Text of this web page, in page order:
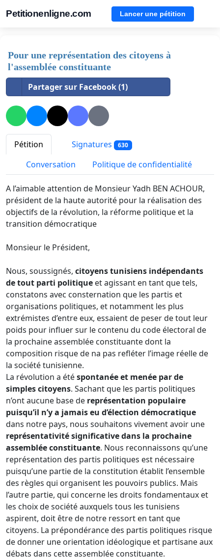
Petitionenligne.com Lancer une pétition
Pour une représentation des citoyens à
l'assemblée constituante
Partager sur Facebook (1)
Pétition Signatures 630
Conversation Politique de confidentialité
A l’aimable attention de Monsieur Yadh BEN ACHOUR,
président de la haute autorité pour la réalisation des
objectifs de la révolution, la réforme politique et la
transition démocratique
Monsieur le Président,
Nous, soussignés, citoyens tunisiens indépendants
de tout parti politique et agissant en tant que tels,
constatons avec consternation que les partis et
organisations politiques, et notamment les plus
extrémistes d’entre eux, essaient de peser de tout leur
poids pour influer sur le contenu du code électoral de
la prochaine assemblée constituante dont la
composition risque de na pas refléter l’image réelle de
la société tunisienne.
La révolution a étéspontanée et menée par de
simples citoyens. Sachant que les partis politiques
n’ont aucune base de représentation populaire
puisqu’il n’y a jamais eu d’élection démocratique
dans notre pays, nous souhaitons vivement avoir une
représentativité significative dans la prochaine
assemblée constituante. Nous reconnaissons qu’une
représentation des partis politiques est nécessaire
puisqu’une partie de la constitution établit l’ensemble
des règles qui organisent les pouvoirs publics. Mais
l’autre partie, qui concerne les droits fondamentaux et
les choix de société auxquels tous les tunisiens
aspirent, doit être de notre ressort en tant que
citoyens. La prépondérance des partis politiques risque
de donner une orientation idéologique et partisane aux
débats dans cette assemblée constituante.